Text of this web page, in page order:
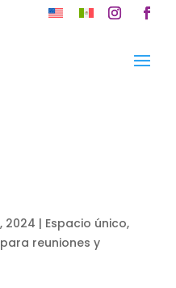
2024 | Espacio único,
reuniones y